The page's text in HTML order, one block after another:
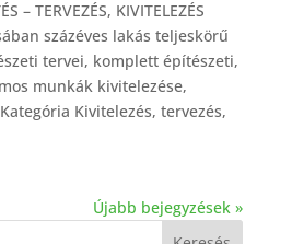
– TERVEZÉS, KIVITELEZÉS
százéves lakás teljeskörű
tervei, komplett építészeti,
munkák kivitelezése,
Kivitelezés, tervezés,
Újabb bejegyzések »